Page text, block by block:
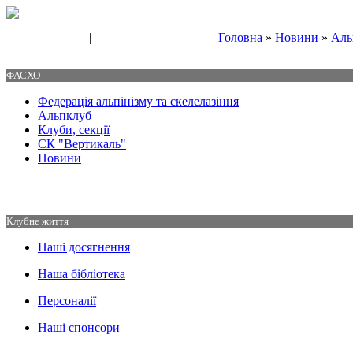
| Головна » Новини »
ФАСХО
Федерація альпінізму та скелелазіння
Альпклуб
Клуби, секції
СК "Вертикаль"
Новини
Клубне життя
Наші досягнення
Наша бібліотека
Персоналії
Наші спонсори